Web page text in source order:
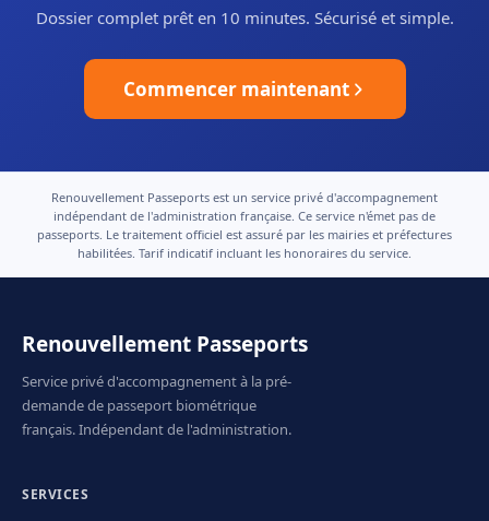
Dossier complet prêt en 10 minutes. Sécurisé et simple.
Commencer maintenant
Renouvellement Passeports est un service privé d'accompagnement
indépendant de l'administration française. Ce service n'émet pas de
passeports. Le traitement officiel est assuré par les mairies et préfectures
habilitées. Tarif indicatif incluant les honoraires du service.
Renouvellement Passeports
Service privé d'accompagnement à la pré-
demande de passeport biométrique
français. Indépendant de l'administration.
SERVICES